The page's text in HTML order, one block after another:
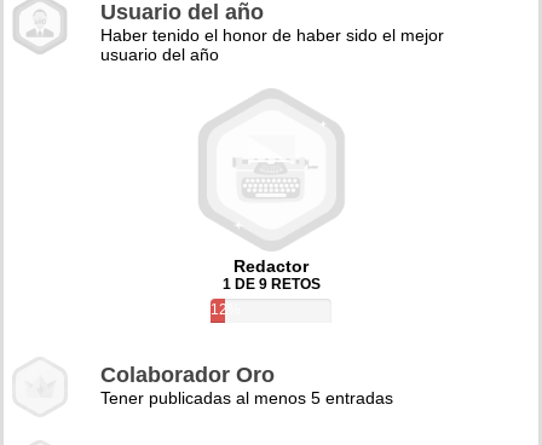
Usuario del año
Haber tenido el honor de haber sido el mejor
usuario del año
Redactor
1 DE 9 RETOS
12%
Colaborador Oro
Tener publicadas al menos 5 entradas